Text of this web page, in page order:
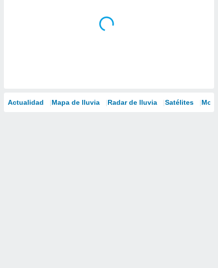
Actualidad Mapa de lluvia Radar de lluvia Satélites